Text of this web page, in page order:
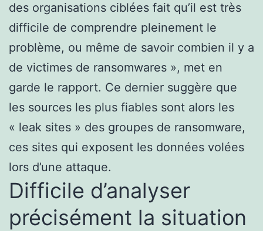
des organisations ciblées fait qu’il est très
difficile de comprendre pleinement le
problème, ou même de savoir combien il y a
de victimes de ransomwares », met en
garde le rapport. Ce dernier suggère que
les sources les plus fiables sont alors les
« leak sites » des groupes de ransomware,
ces sites qui exposent les données volées
lors d’une attaque.
Difficile d’analyser
précisément la situation